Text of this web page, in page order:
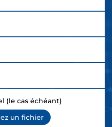
(le cas échéant)
un fichier